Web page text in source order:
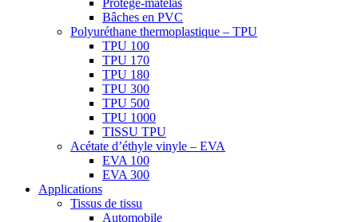
Protège-matelas
Bâches en PVC
Polyuréthane thermoplastique – TPU
TPU 100
TPU 170
TPU 180
TPU 300
TPU 500
TPU 1000
TISSU TPU
Acétate d’éthyle vinyle – EVA
EVA 100
EVA 300
Applications
Tissus de tissu
Automobile